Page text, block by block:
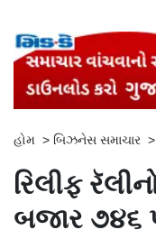
હોમ > બિઝનેસ સમાચાર >
રિલીફ
બજાર ૭૪૬